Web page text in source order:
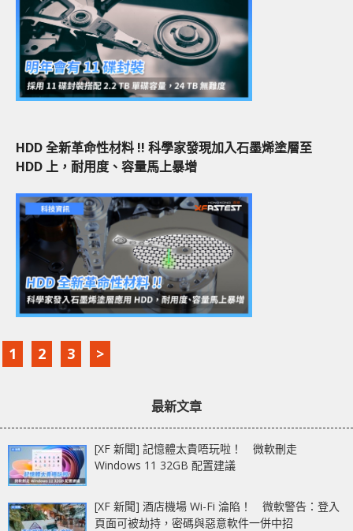
HDD 全新革命性材料 !! 科學家發現加入石墨烯塗層至
HDD 上，耐用度、容量馬上暴增
1 2 3 >
最新文章
[XF 新聞] 記憶體太貴唔玩啦！ 微軟刪走
Windows 11 32GB 配置建議
[XF 新聞] 酒店機場 Wi-Fi 淪陷！ 微軟警告：登入
頁面可被劫持，密碼與惡意軟件一併中招